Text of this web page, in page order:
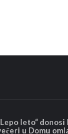
leto“ donosi
u Domu